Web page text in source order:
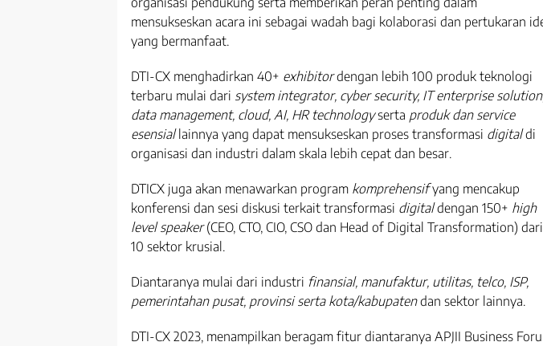
mensukseskan acara ini sebagai wadah bagi kolaborasi dan pertukaran
yang bermanfaat.
DTI-CX menghadirkan 40+ exhibitordengan lebih 100 produk teknologi
terbaru mulai dari system integrator, cyber security, IT enterprise
data management, cloud, AI, HR technologyserta produk dan service
esensiallainnya yang dapat mensukseskan proses transformasi digitaldi
organisasi dan industri dalam skala lebih cepat dan besar.
DTICX juga akan menawarkan program komprehensifyang mencakup
konferensi dan sesi diskusi terkait transformasi digitaldengan 150+ high
level speaker(CEO, CTO, CIO, CSO dan Head of Digital Transformation) dari
10 sektor krusial.
Diantaranya mulai dari industri finansial, manufaktur, utilitas, telco, ISP,
pemerintahan pusat, provinsi serta kota/kabupatendan sektor lainnya.
DTI-CX 2023, menampilkan beragam fitur diantaranya APJII Business